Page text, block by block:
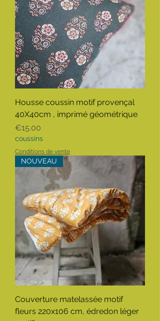
Housse coussin motif provençal
40X40cm , imprimé géométrique
Price
€15.00
coussins
Conditions de vente
NOUVEAU
Couverture matelassée motif
fleurs 220x106 cm, édredon léger